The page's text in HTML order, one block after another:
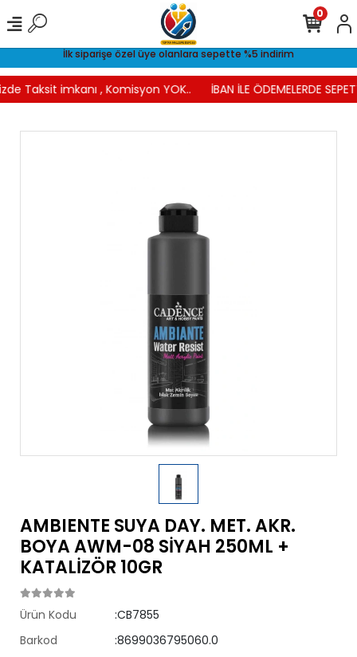
İlk siparişe özel üye olanlara sepette %5 indirim
Taksit imkanı , Komisyon YOK.. İBAN İLE ÖDEMELERDE
0
AMBIENTE SUYA DAY. MET. AKR.
BOYA AWM-08 SİYAH 250ML +
KATALİZÖR 10GR
Ürün Kodu
:CB7855
Barkod
:8699036795060.0